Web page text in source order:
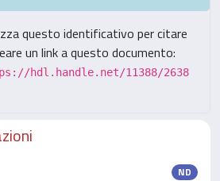
questo identificativo per citare
un link a questo documento:
hdl.handle.net/11388/2638
ND